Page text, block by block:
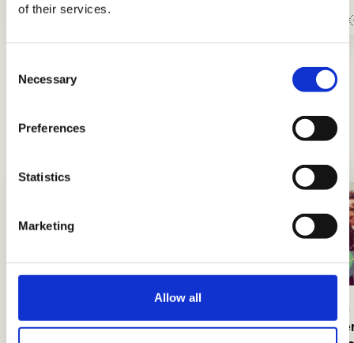
of their services.
Selection
Necessary
Preferences
Statistics
Marketing
Allow all
Neuigkeiten, Einblicke und Tricks, um Könige
Risotto perfekt
man sie